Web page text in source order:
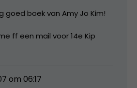
goed boek van Amy Jo Kim!
ff een mail voor 14e Kip
om 06:17